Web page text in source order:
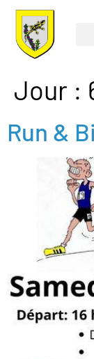
Jour :
Run &